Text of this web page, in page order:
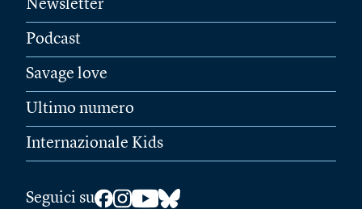
Newsletter
Podcast
Savage love
Ultimo numero
Internazionale Kids
Seguici su